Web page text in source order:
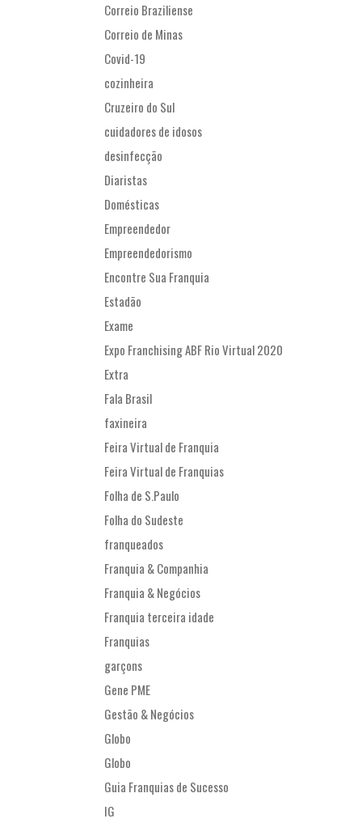
Correio Braziliense
Correio de Minas
Covid-19
cozinheira
Cruzeiro do Sul
cuidadores de idosos
desinfecção
Diaristas
Domésticas
Empreendedor
Empreendedorismo
Encontre Sua Franquia
Estadão
Exame
Expo Franchising ABF Rio Virtual 2020
Extra
Fala Brasil
faxineira
Feira Virtual de Franquia
Feira Virtual de Franquias
Folha de S.Paulo
Folha do Sudeste
franqueados
Franquia & Companhia
Franquia & Negócios
Franquia terceira idade
Franquias
garçons
Gene PME
Gestão & Negócios
Globo
Globo
Guia Franquias de Sucesso
IG